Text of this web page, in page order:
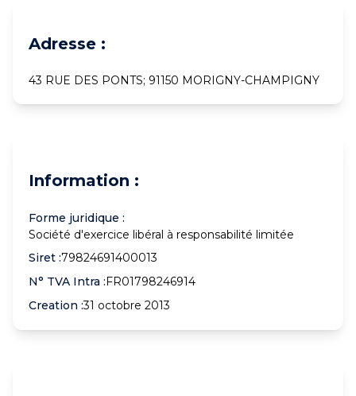
Adresse :
43 RUE DES PONTS; 91150 MORIGNY-CHAMPIGNY
Information :
Forme juridique :
Société d'exercice libéral à responsabilité limitée
Siret :79824691400013
N° TVA Intra :FR01798246914
Creation :31 octobre 2013